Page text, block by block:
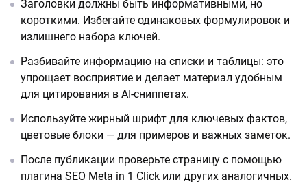
Заголовки должны быть информативными, но
короткими. Избегайте одинаковых формулировок и
излишнего набора ключей.
Разбивайте информацию на списки и таблицы: это
упрощает восприятие и делает материал удобным
для цитирования в AI-сниппетах.
Используйте жирный шрифт для ключевых фактов,
цветовые блоки — для примеров и важных заметок.
После публикации проверьте страницу с помощью
плагина SEO Meta in 1 Click или других аналогичных.